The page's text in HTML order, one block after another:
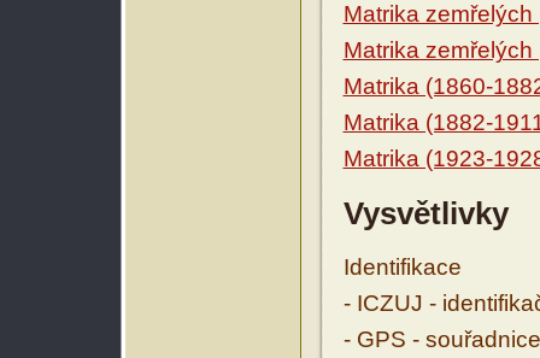
Matrika
Matrika
Matrika (1860-
Matrika (1882-
Matrika (1923-
Vysvětlivky
Identifikace
- ICZUJ -
- GPS -